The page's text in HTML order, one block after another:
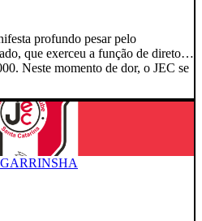
profundo pesar pelo
que exerceu a função de diretor
Neste momento de dor, o JEC se
conforto para enfrentar esta
[…]